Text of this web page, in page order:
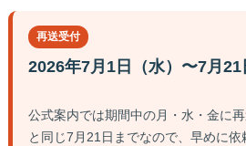
再送受付
2026年7月1日（水）〜7月21
公式案内では期間中の月・水・金に
と同じ7月21日までなので、早めに依